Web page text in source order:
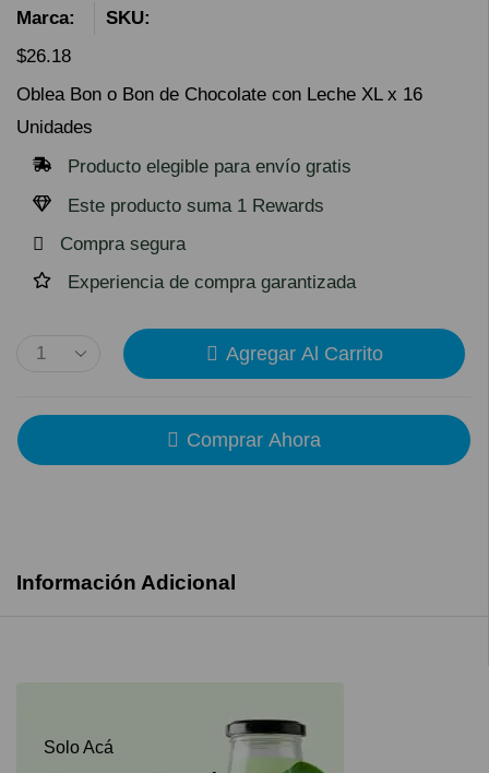
Marca:
SKU:
$26.18
Oblea Bon o Bon de Chocolate con Leche XL x 16
Unidades
Producto elegible para envío gratis
Este producto suma 1 Rewards
Compra segura
Experiencia de compra garantizada
Agregar Al Carrito
Comprar Ahora
Información Adicional
Solo Acá